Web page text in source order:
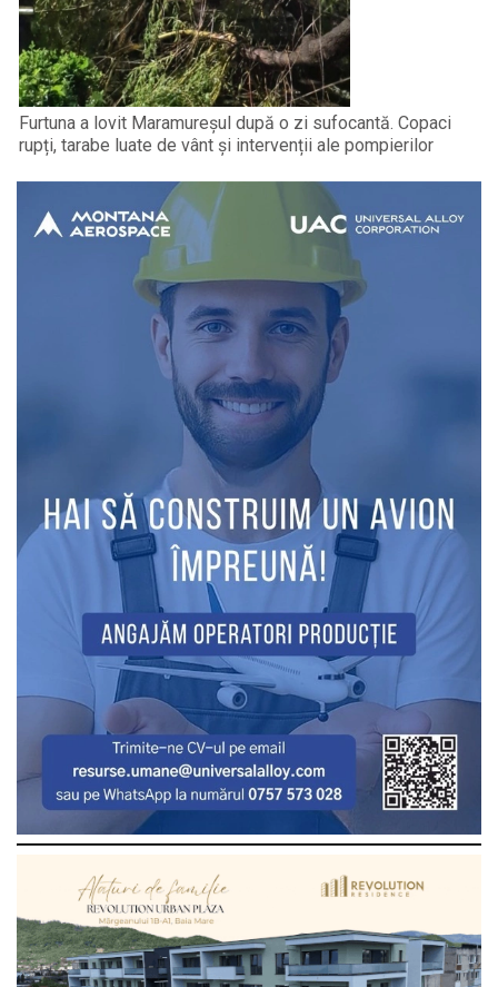
Furtuna a lovit Maramureșul după o zi sufocantă. Copaci
rupți, tarabe luate de vânt și intervenții ale pompierilor